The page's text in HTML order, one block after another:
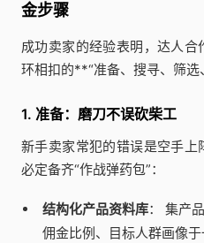
金步骤
成功卖家的经验表明，达人
环相扣的**“准备、搜寻、筛选
1. 准备：磨刀不误砍柴工
新手卖家常犯的错误是空手上
必定备齐“作战弹药包”：
结构化产品资料库： 集产
佣金比例、目标人群画像